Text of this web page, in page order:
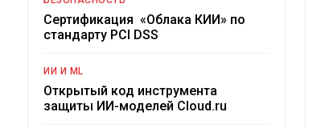
Сертификация «Облака КИИ» по
стандарту PCI DSS
ИИ И ML
Открытый код инструмента
защиты ИИ-моделей Cloud.ru